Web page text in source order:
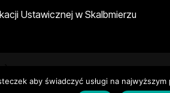
Ustawicznej w Skalbmierzu
aby świadczyć usługi na